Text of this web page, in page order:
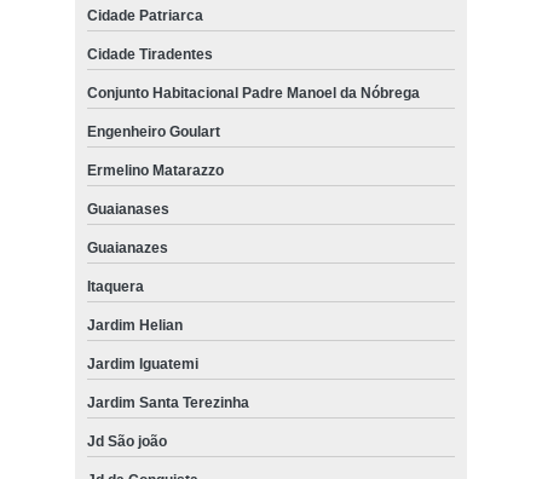
Cidade Patriarca
Cidade Tiradentes
Conjunto Habitacional Padre Manoel da Nóbrega
Engenheiro Goulart
Ermelino Matarazzo
Guaianases
Guaianazes
Itaquera
Jardim Helian
Jardim Iguatemi
Jardim Santa Terezinha
Jd São joão